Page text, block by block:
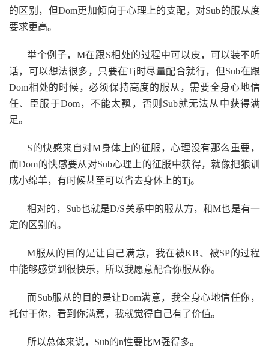
的区别，但Dom更加倾向于心理上的支配，对Sub的服从度
要求更高。
举个例子，M在跟S相处的过程中可以皮，可以装不听
话，可以想法很多，只要在Tj时尽量配合就行，但Sub在跟
Dom相处的时候，必须保持高度的服从，需要全身心地信
任、臣服于Dom，不能太飘，否则Sub就无法从中获得满
足。
S的快感来自对M身体上的征服，心理没有那么重要，
而Dom的快感要从对Sub心理上的征服中获得，就像把狼训
成小绵羊，有时候甚至可以省去身体上的Tj。
相对的，Sub也就是D/S关系中的服从方，和M也是有一
定的区别的。
M服从的目的是让自己满意，我在被KB、被SP的过程
中能够感觉到很快乐，所以我愿意配合你服从你。
而Sub服从的目的是让Dom满意，我全身心地信任你，
托付于你，看到你满意，我就觉得自己有了价值。
所以总体来说，Sub的n性要比M强得多。